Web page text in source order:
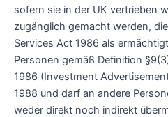
sofern sie in der UK vertrieben
zugänglich gemacht werden,
Services Act 1986 als
Personen gemäß Definition
1986 (Investment
1988 und darf an andere
weder direkt noch indirekt